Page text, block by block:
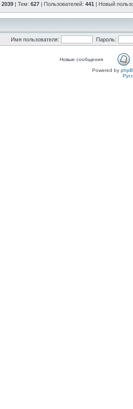
2039 | Тем: 627 | Пользователей: 441 | Новый
Имя пользователя: Пароль:
Новые сообщения
Powered by